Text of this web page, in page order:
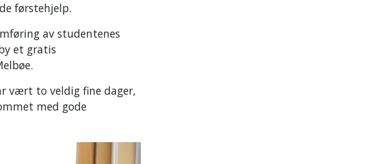
førstehjelp.
av studentenes
et gratis
vært to veldig fine dager,
med gode